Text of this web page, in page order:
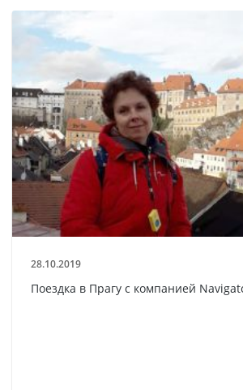
28.10.2019
Поездка в Прагу с компанией